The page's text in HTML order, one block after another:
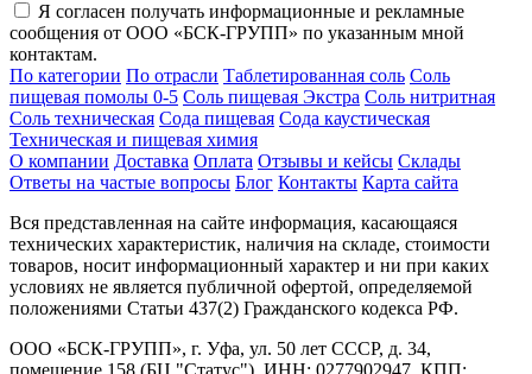
Я согласен получать информационные и рекламные
сообщения от ООО «БСК-ГРУПП» по указанным мной
контактам.
По категории По отрасли Таблетированная соль Соль
пищевая помолы 0-5 Соль пищевая Экстра Соль нитритная
Соль техническая Сода пищевая Сода каустическая
Техническая и пищевая химия
О компании Доставка Оплата Отзывы и кейсы Склады
Ответы на частые вопросы Блог Контакты Карта сайта
Вся представленная на сайте информация, касающаяся
технических характеристик, наличия на складе, стоимости
товаров, носит информационный характер и ни при каких
условиях не является публичной офертой, определяемой
положениями Статьи 437(2) Гражданского кодекса РФ.
ООО «БСК-ГРУПП», г. Уфа, ул. 50 лет СССР, д. 34,